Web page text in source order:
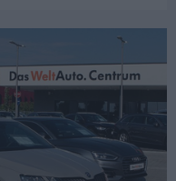
és október